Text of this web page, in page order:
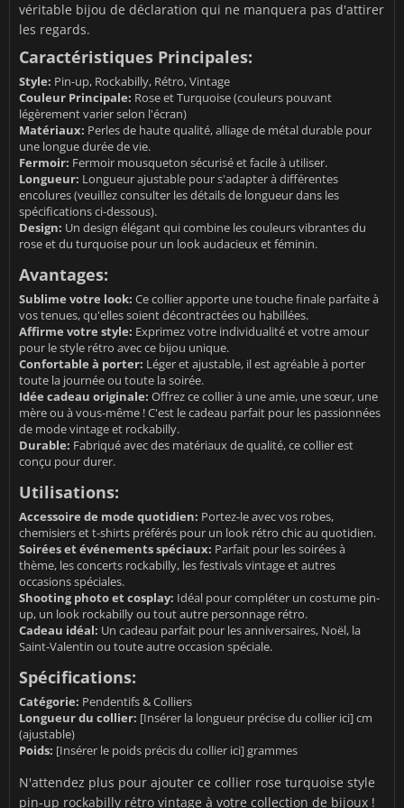
véritable bijou de déclaration qui ne manquera pas d'attirer
les regards.
Caractéristiques Principales:
Style: Pin-up, Rockabilly, Rétro, Vintage
Couleur Principale: Rose et Turquoise (couleurs pouvant
légèrement varier selon l'écran)
Matériaux: Perles de haute qualité, alliage de métal durable pour
une longue durée de vie.
Fermoir: Fermoir mousqueton sécurisé et facile à utiliser.
Longueur: Longueur ajustable pour s'adapter à différentes
encolures (veuillez consulter les détails de longueur dans les
spécifications ci-dessous).
Design: Un design élégant qui combine les couleurs vibrantes du
rose et du turquoise pour un look audacieux et féminin.
Avantages:
Sublime votre look: Ce collier apporte une touche finale parfaite à
vos tenues, qu'elles soient décontractées ou habillées.
Affirme votre style: Exprimez votre individualité et votre amour
pour le style rétro avec ce bijou unique.
Confortable à porter: Léger et ajustable, il est agréable à porter
toute la journée ou toute la soirée.
Idée cadeau originale: Offrez ce collier à une amie, une sœur, une
mère ou à vous-même ! C'est le cadeau parfait pour les passionnées
de mode vintage et rockabilly.
Durable: Fabriqué avec des matériaux de qualité, ce collier est
conçu pour durer.
Utilisations:
Accessoire de mode quotidien: Portez-le avec vos robes,
chemisiers et t-shirts préférés pour un look rétro chic au quotidien.
Soirées et événements spéciaux: Parfait pour les soirées à
thème, les concerts rockabilly, les festivals vintage et autres
occasions spéciales.
Shooting photo et cosplay: Idéal pour compléter un costume pin-
up, un look rockabilly ou tout autre personnage rétro.
Cadeau idéal: Un cadeau parfait pour les anniversaires, Noël, la
Saint-Valentin ou toute autre occasion spéciale.
Spécifications:
Catégorie: Pendentifs & Colliers
Longueur du collier: [Insérer la longueur précise du collier ici] cm
(ajustable)
Poids: [Insérer le poids précis du collier ici] grammes
N'attendez plus pour ajouter ce collier rose turquoise style
pin-up rockabilly rétro vintage à votre collection de bijoux !